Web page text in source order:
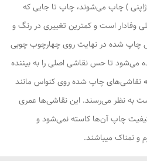
ژاپنی ) چاپ می‌شوند، چاپ تا جایی که
وفادار است و کمترین تغییری در رنگ و
چاپ شده در نهایت روی چهارچوب چوبی
تا حس نقاشی اصلی را به بیننده
نقاشی‌های چاپ شده روی کنواس مانند
به نظر می‌رسند. این نقاشی‌ها عمری
چاپ آن‌ها کاسته نمی‌شود و
و نمناک میباشند.